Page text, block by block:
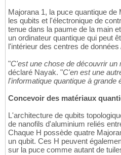
Majorana 1, la puce quantique
les qubits et l'électronique de
tenue dans la paume de la main
un ordinateur quantique qui peut
l'intérieur des centres de données
"C'est une chose de découvrir un
déclaré Nayak. "C'en est une
l'informatique quantique à grande
Concevoir des matériaux
L'architecture de qubits
de nanofils d'aluminium reliés
Chaque H possède quatre
un qubit. Ces H peuvent
sur la puce comme autant de